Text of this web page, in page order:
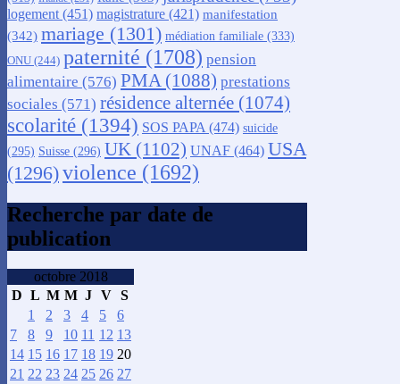
logement (451) magistrature (421) manifestation
(342) mariage (1301) médiation familiale (333)
ONU (244) paternité (1708) pension
alimentaire (576) PMA(1088) prestations
sociales (571) résidence alternée (1074)
scolarité (1394) SOS PAPA(474) suicide
(295) Suisse (296) UK (1102) UNAF (464) USA
(1296)violence (1692)
Recherche par date de
publication
octobre 2018
D L M M J V S
1
2 3 4 5
6
7
8 9 10 11 12 13
14 15 16 17 18 19 20
21 22 23 24 25 26 27